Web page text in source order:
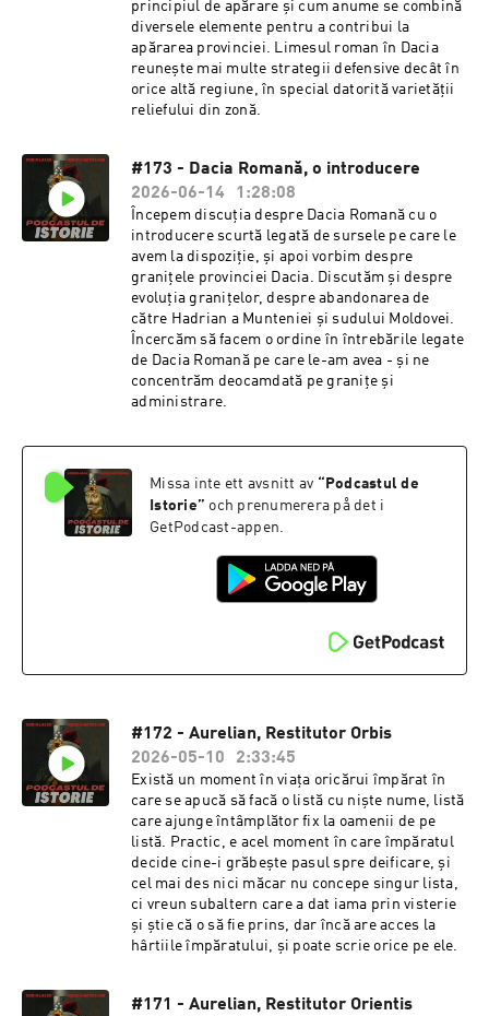
principiul de apărare și cum anume se combină
diversele elemente pentru a contribui la
apărarea provinciei. Limesul roman în Dacia
reunește mai multe strategii defensive decât în
orice altă regiune, în special datorită varietății
reliefului din zonă.
#173 - Dacia Romană, o introducere
2026-06-14
1:28:08
Începem discuția despre Dacia Romană cu o
introducere scurtă legată de sursele pe care le
avem la dispoziție, și apoi vorbim despre
granițele provinciei Dacia. Discutăm și despre
evoluția granițelor, despre abandonarea de
către Hadrian a Munteniei și sudului Moldovei.
Încercăm să facem o ordine în întrebările legate
de Dacia Romană pe care le-am avea - și ne
concentrăm deocamdată pe granițe și
administrare.
Missa inte ett avsnitt av “ Podcastul de
Istorie” och prenumerera på det i
GetPodcast-appen.
#172 - Aurelian, Restitutor Orbis
2026-05-10
2:33:45
Există un moment în viața oricărui împărat în
care se apucă să facă o listă cu niște nume, listă
care ajunge întâmplător fix la oamenii de pe
listă. Practic, e acel moment în care împăratul
decide cine-i grăbește pasul spre deificare, și
cel mai des nici măcar nu concepe singur lista,
ci vreun subaltern care a dat iama prin visterie
și știe că o să fie prins, dar încă are acces la
hârtiile împăratului, și poate scrie orice pe ele.
#171 - Aurelian, Restitutor Orientis